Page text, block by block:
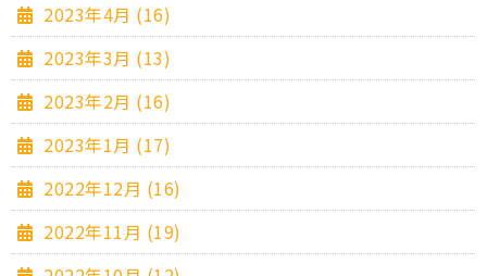
2023年4月 (16)
2023年3月 (13)
2023年2月 (16)
2023年1月 (17)
2022年12月 (16)
2022年11月 (19)